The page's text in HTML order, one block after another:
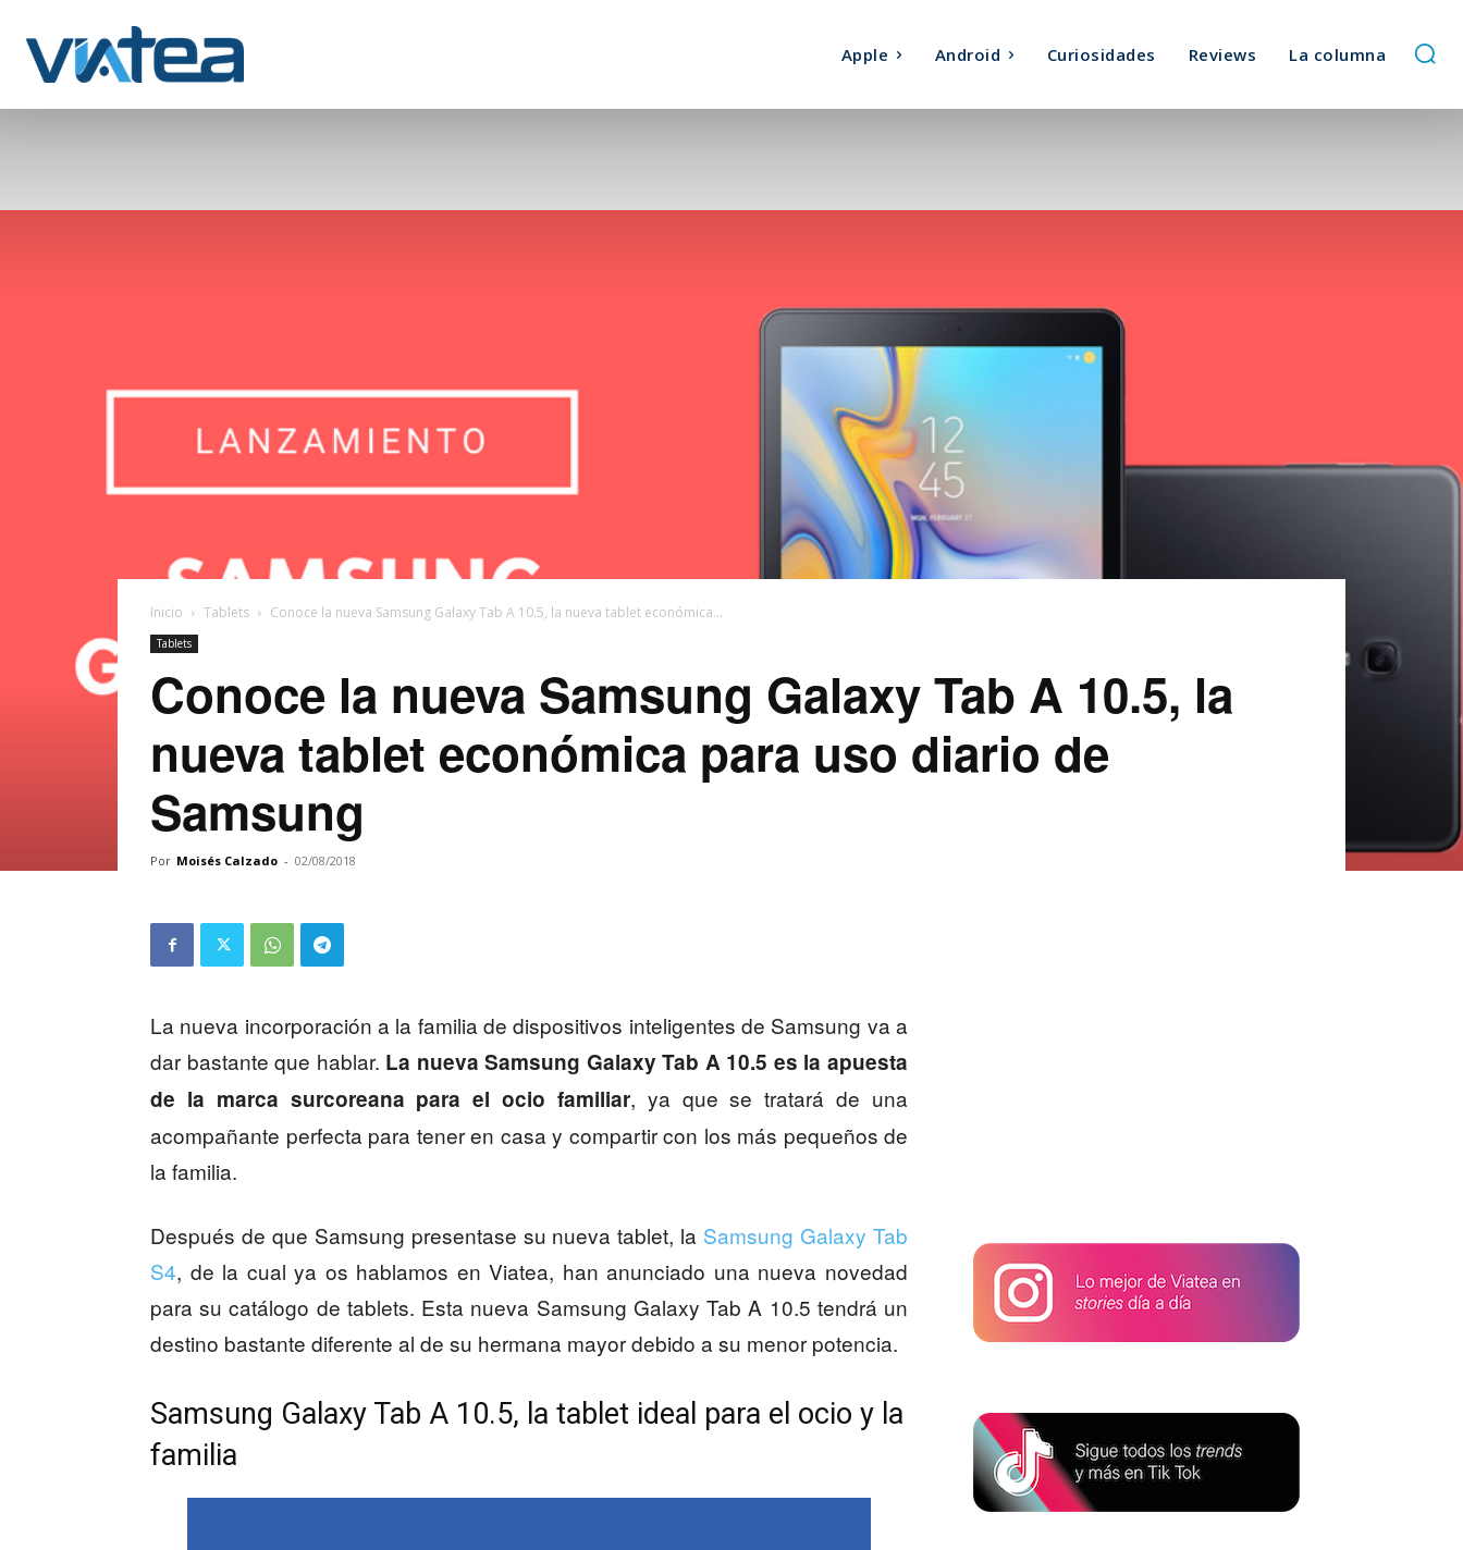
Apple Android Curiosidades Reviews La columna
Inicio Tablets Conoce la nueva Samsung Galaxy Tab A 10.5, la nueva tablet económica...
Tablets
Conoce la nueva Samsung Galaxy Tab A 10.5, la
nueva tablet económica para uso diario de
Samsung
Por Moisés Calzado - 02/08/2018
La nueva incorporación a la familia de dispositivos inteligentes de Samsung va a
dar bastante que hablar. La nueva Samsung Galaxy Tab A 10.5 es la apuesta
de la marca surcoreana para el ocio familiar, ya que se tratará de una
acompañante perfecta para tener en casa y compartir con los más pequeños de
la familia.
Después de que Samsung presentase su nueva tablet, la Samsung Galaxy Tab
S4, de la cual ya os hablamos en Viatea, han anunciado una nueva novedad
para su catálogo de tablets. Esta nueva Samsung Galaxy Tab A 10.5 tendrá un
destino bastante diferente al de su hermana mayor debido a su menor potencia.
Samsung Galaxy Tab A 10.5, la tablet ideal para el ocio y la
familia